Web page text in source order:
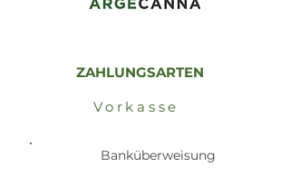
ZAHLUNGSARTEN
Vorkasse
Banküberweisung